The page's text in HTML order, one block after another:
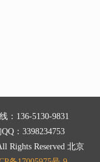
：136-5130-9831
：3398234753
Rights Reserved 北京